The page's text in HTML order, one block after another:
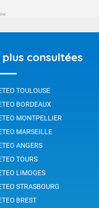
consultées
TOULOUSE
BORDEAUX
MONTPELLIER
MARSEILLE
ANGERS
TOURS
LIMOGES
STRASBOURG
BREST